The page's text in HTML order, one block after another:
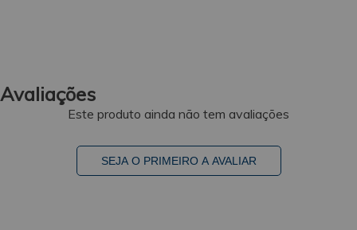
Avaliações
Este produto ainda não tem avaliações
SEJA O PRIMEIRO A AVALIAR